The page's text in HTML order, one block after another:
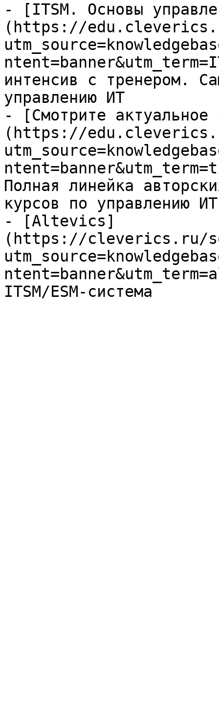
- [ITSM. Основы
(https://
интенсив с тренером.
управлению ИТ
- [Смотрите актуальное
(https://
Полная линейка
курсов по управлению ИТ
- [Altevics]
(https://cleverics.ru/
ITSM/ESM-система